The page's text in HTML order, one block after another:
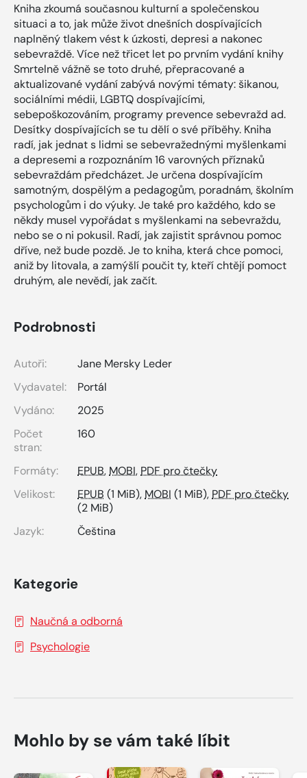
Kniha zkoumá současnou kulturní a společenskou
situaci a to, jak může život dnešních dospívajících
naplněný tlakem vést k úzkosti, depresi a nakonec
sebevraždě. Více než třicet let po prvním vydání knihy
Smrtelně vážně se toto druhé, přepracované a
aktualizované vydání zabývá novými tématy: šikanou,
sociálními médii, LGBTQ dospívajícími,
sebepoškozováním, programy prevence sebevražd ad.
Desítky dospívajících se tu dělí o své příběhy. Kniha
radí, jak jednat s lidmi se sebevražednými myšlenkami
a depresemi a rozpoznáním 16 varovných příznaků
sebevraždám předcházet. Je určena dospívajícím
samotným, dospělým a pedagogům, poradnám, školním
psychologům i do výuky. Je také pro každého, kdo se
někdy musel vypořádat s myšlenkami na sebevraždu,
nebo se o ni pokusil. Radí, jak zajistit správnou pomoc
dříve, než bude pozdě. Je to kniha, která chce pomoci,
aniž by litovala, a zamýšlí poučit ty, kteří chtějí pomoct
druhým, ale nevědí, jak začít.
Podrobnosti
Autoři:
Jane Mersky Leder
Vydavatel:
Portál
Vydáno:
2025
Počet
stran:
160
Formáty: EPUB, MOBI, PDF pro čtečky
Velikost:
EPUB (1 MiB), MOBI (1 MiB), PDF pro čtečky
(2 MiB)
Jazyk:
Čeština
Kategorie
Naučná a odborná
Psychologie
Mohlo by se vám také líbit